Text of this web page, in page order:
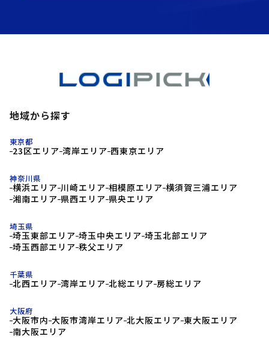
地域から探す
東京都
23区エリア 湾岸エリア 西東京エリア
神奈川県
横浜エリア 川崎エリア 相模原エリア 横須賀三浦エリア
湘南エリア 県西エリア 県央エリア
埼玉県
埼玉東部エリア 埼玉中央エリア 埼玉北部エリア
埼玉西部エリア 秩父エリア
千葉県
北西エリア 湾岸エリア 北総エリア 房総エリア
大阪府
大阪市内 大阪市湾岸エリア 北大阪エリア 東大阪エリア
南大阪エリア